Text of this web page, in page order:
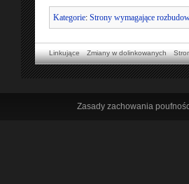
Kategorie: Strony wymagające
Linkujące Zmiany w dolinkowanych
Zasady zachowania